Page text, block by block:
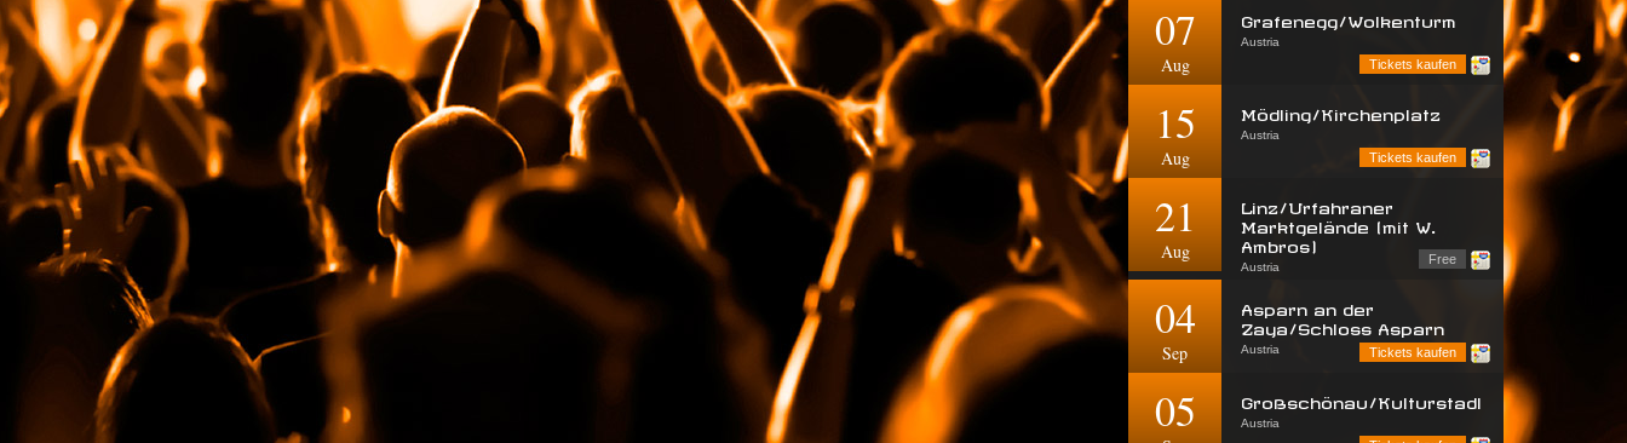
07
Aug
Grafenegg/Wolkenturm
Austria
Tickets kaufen
15
Aug
Mödling/Kirchenplatz
Austria
Tickets kaufen
21
Aug
Linz/Urfahraner
Marktgelände (mit W.
Ambros)
Austria
Free
04
Sep
Asparn an der
Zaya/Schloss Asparn
Austria
Tickets kaufen
05
Großschönau/Kulturstadl
Austria